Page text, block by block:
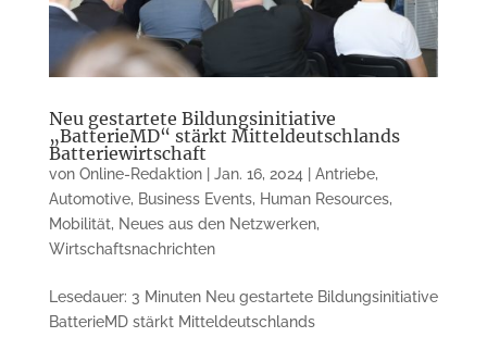
Neu gestartete Bildungsinitiative
„BatterieMD“ stärkt Mitteldeutschlands
Batteriewirtschaft
von Online-Redaktion| Jan. 16, 2024| Antriebe,
Automotive, Business Events, Human Resources,
Mobilität, Neues aus den Netzwerken,
Wirtschaftsnachrichten
Lesedauer: 3 Minuten Neu gestartete Bildungsinitiative
BatterieMD stärkt Mitteldeutschlands